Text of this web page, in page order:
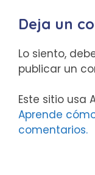
Deja un
Lo siento,
publicar un
Este sitio usa
Aprende
comentarios.